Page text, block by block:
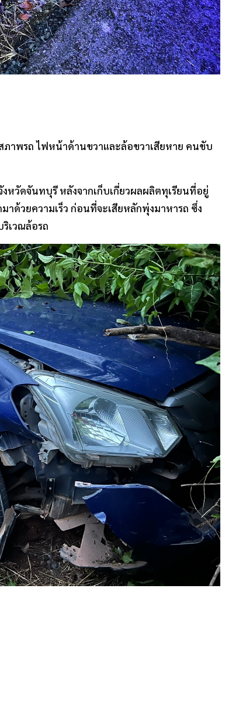
าพรถ ไฟหน้าด้านขวาและล้อขวาเสียหาย คนขับ
หวัดจันทบุรี หลังจากเก็บเกี่ยวผลผลิตทุเรียนที่อยู่
าด้วยความเร็ว ก่อนที่จะเสียหลักพุ่งมาหารถ ซึ่ง
เวณล้อรถ